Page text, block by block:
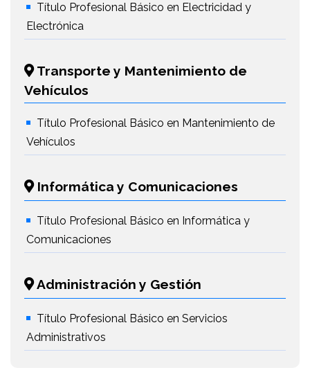
Título Profesional Básico en Electricidad y
Electrónica
Transporte y Mantenimiento de
Vehículos
Título Profesional Básico en Mantenimiento de
Vehículos
Informática y Comunicaciones
Título Profesional Básico en Informática y
Comunicaciones
Administración y Gestión
Título Profesional Básico en Servicios
Administrativos